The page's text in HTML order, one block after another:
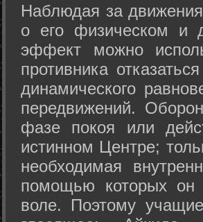
Hаблюдая за
о его физическом и
эффект можно
противника
динамического
передвижений.
фазе покоя или
истинном Центре;
необходимая
помощью которых он
воле. Поэтому